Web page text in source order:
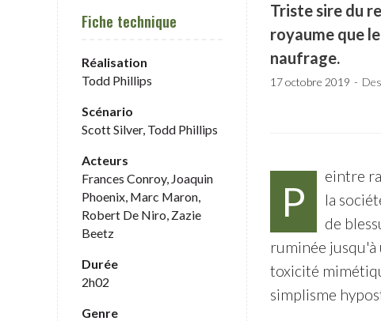
Fiche technique
Réalisation
Todd Phillips
Scénario
Scott Silver, Todd Phillips
Acteurs
Frances Conroy, Joaquin
Phoenix, Marc Maron,
Robert De Niro, Zazie
Beetz
Durée
2h02
Genre
Triste sire du
royaume que
naufrage.
17 octobre 2019
P
eintre
la
de
ruminée jusqu'à
toxicité
simplisme